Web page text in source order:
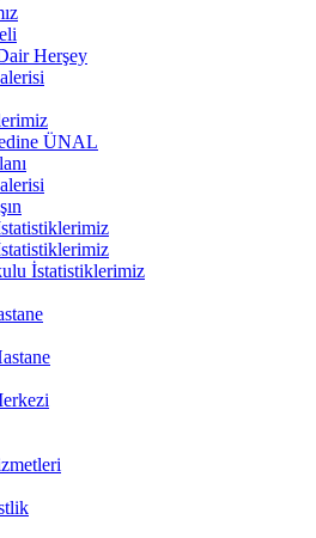
Herşey
ÜNAL
İstatistiklerimiz